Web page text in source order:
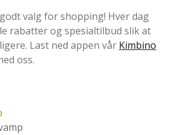
valg for shopping! Hver dag
rabatter og spesialtilbud slik at
Last ned appen vår Kimbino
oss.